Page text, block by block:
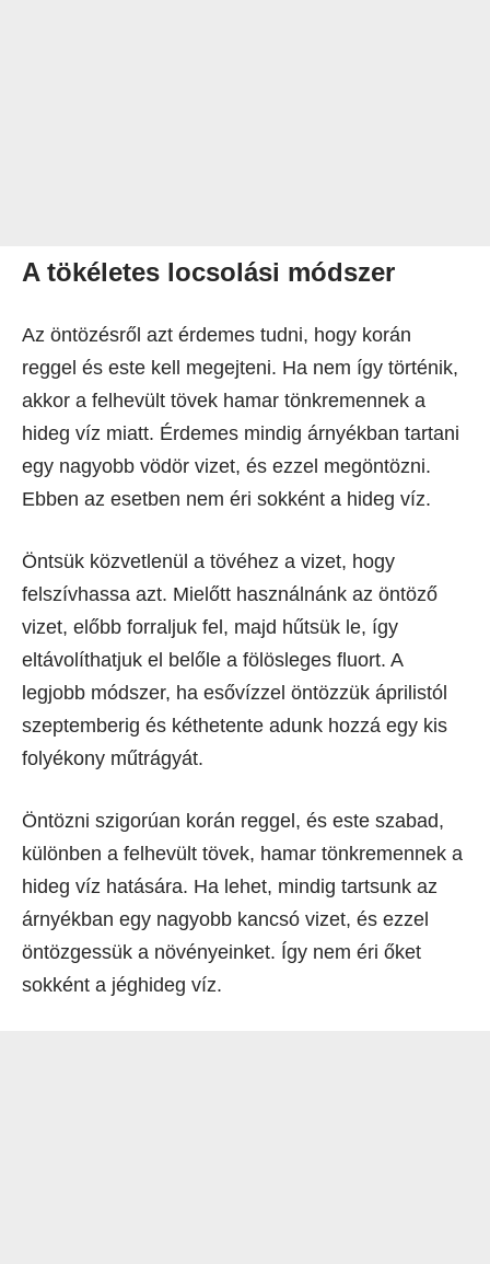
A tökéletes locsolási módszer
Az öntözésről azt érdemes tudni, hogy korán
reggel és este kell megejteni. Ha nem így történik,
akkor a felhevült tövek hamar tönkremennek a
hideg víz miatt. Érdemes mindig árnyékban tartani
egy nagyobb vödör vizet, és ezzel megöntözni.
Ebben az esetben nem éri sokként a hideg víz.
Öntsük közvetlenül a tövéhez a vizet, hogy
felszívhassa azt. Mielőtt használnánk az öntöző
vizet, előbb forraljuk fel, majd hűtsük le, így
eltávolíthatjuk el belőle a fölösleges fluort. A
legjobb módszer, ha esővízzel öntözzük áprilistól
szeptemberig és kéthetente adunk hozzá egy kis
folyékony műtrágyát.
Öntözni szigorúan korán reggel, és este szabad,
különben a felhevült tövek, hamar tönkremennek a
hideg víz hatására. Ha lehet, mindig tartsunk az
árnyékban egy nagyobb kancsó vizet, és ezzel
öntözgessük a növényeinket. Így nem éri őket
sokként a jéghideg víz.